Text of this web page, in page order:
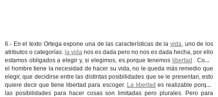
6.- En el texto Ortega expone una de las características de la vida, uno de los
atributos o categorías: la vida nos es dada pero no nos es dada hecha, por ello
estamos obligados a elegir y, si elegimos, es porque tenemos libertad . Como
el hombre tiene la necesidad de hacer su vida, no le queda más remedio que
elegir, que decidirse entre las distintas posibilidades que se le presentan, esto
quiere decir que tiene libertad para escoger. La libertad es realizable porque
las posibilidades para hacer cosas son limitadas pero plurales. Pero para